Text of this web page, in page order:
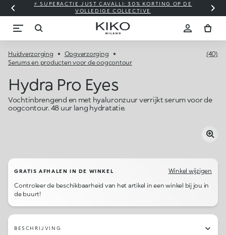
⚡ SUPERACTIE JUST CAVALLI: 30% KORTING OP DE
VOLLEDIGE COLLECTIVE
Huidverzorging
Oogverzorging
Serums en producten voor de oogcontour
(40)
Hydra Pro Eyes
Vochtinbrengend en met hyaluronzuur verrijkt serum voor de
oogcontour. 48 uur lang hydratatie.
GRATIS AFHALEN IN DE WINKEL
Winkel wijzigen
Controleer de beschikbaarheid van het artikel in een winkel bij jou in
de buurt!
BESCHRIJVING